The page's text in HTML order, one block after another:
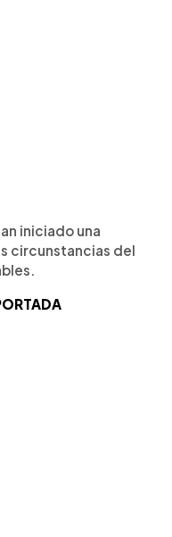
iniciado una
circunstancias del